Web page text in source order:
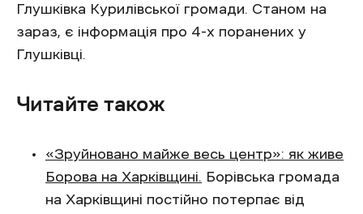
Глушківка Курилівської громади. Станом на
зараз, є інформація про 4-х поранених у
Глушківці.
Читайте також
«Зруйновано майже весь центр»: як живе
Борова на Харківщині. Борівська громада
на Харківщині постійно потерпає від